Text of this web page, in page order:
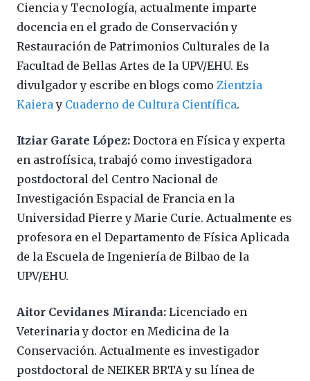
Ciencia y Tecnología, actualmente imparte
docencia en el grado de Conservación y
Restauración de Patrimonios Culturales de la
Facultad de Bellas Artes de la UPV/EHU. Es
divulgador y escribe en blogs como Zientzia
Kaieray Cuaderno de Cultura Científica.
Itziar Garate López: Doctora en Física y experta
en astrofísica, trabajó como investigadora
postdoctoral del Centro Nacional de
Investigación Espacial de Francia en la
Universidad Pierre y Marie Curie. Actualmente es
profesora en el Departamento de Física Aplicada
de la Escuela de Ingeniería de Bilbao de la
UPV/EHU.
Aitor Cevidanes Miranda: Licenciado en
Veterinaria y doctor en Medicina de la
Conservación. Actualmente es investigador
postdoctoral de NEIKER BRTA y su línea de